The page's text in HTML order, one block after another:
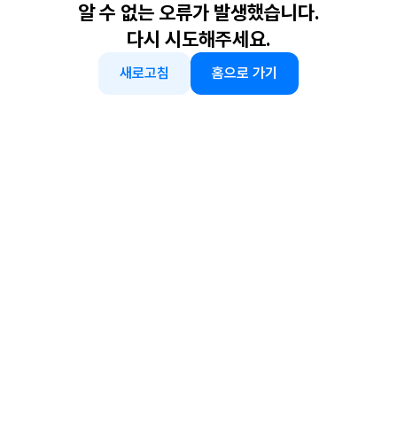
알 수 없는 오류가 발생했습니다.
다시 시도해주세요.
새로고침 홈으로 가기